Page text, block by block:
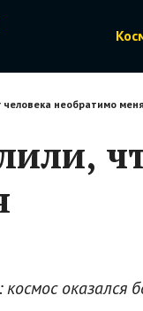
необратимо
оказался